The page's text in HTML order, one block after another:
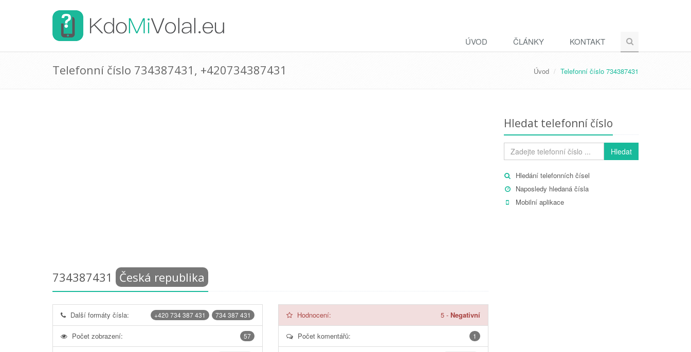
ÚVOD ČLÁNKY KONTAKT
Telefonní číslo 734387431, +420734387431 Úvod Telefonní číslo 734387431
734387431 Česká republika
734 387 431
+420 734 387 431
Další formáty čísla:
57
Počet zobrazení:
Hodnocení: 5- Negativní
1
Počet komentářů:
Hledat telefonní číslo
Hledat
Hledání telefonních čísel
Naposledy hledaná čísla
Mobilní aplikace